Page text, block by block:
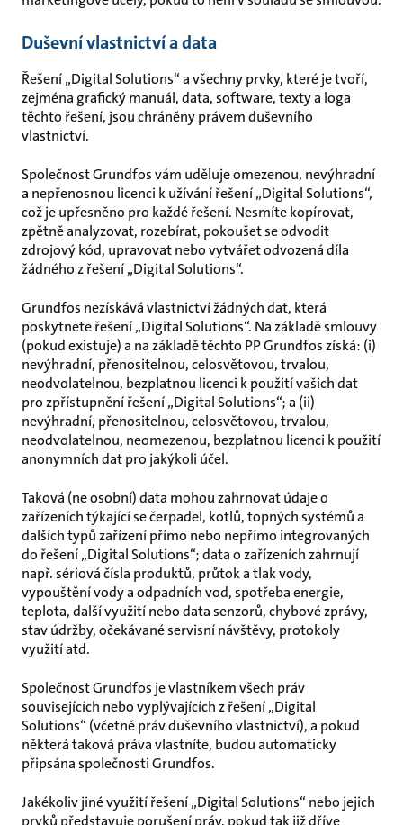
Duševní vlastnictví a data
Řešení „Digital Solutions“ a všechny prvky, které je tvoří,
zejména grafický manuál, data, software, texty a loga
těchto řešení, jsou chráněny právem duševního
vlastnictví.
Společnost Grundfos vám uděluje omezenou, nevýhradní
a nepřenosnou licenci k užívání řešení „Digital Solutions“,
což je upřesněno pro každé řešení. Nesmíte kopírovat,
zpětně analyzovat, rozebírat, pokoušet se odvodit
zdrojový kód, upravovat nebo vytvářet odvozená díla
žádného z řešení „Digital Solutions“.
Grundfos nezískává vlastnictví žádných dat, která
poskytnete řešení „Digital Solutions“. Na základě smlouvy
(pokud existuje) a na základě těchto PP Grundfos získá: (i)
nevýhradní, přenositelnou, celosvětovou, trvalou,
neodvolatelnou, bezplatnou licenci k použití vašich dat
pro zpřístupnění řešení „Digital Solutions“; a (ii)
nevýhradní, přenositelnou, celosvětovou, trvalou,
neodvolatelnou, neomezenou, bezplatnou licenci k použití
anonymních dat pro jakýkoli účel.
Taková (ne osobní) data mohou zahrnovat údaje o
zařízeních týkající se čerpadel, kotlů, topných systémů a
dalších typů zařízení přímo nebo nepřímo integrovaných
do řešení „Digital Solutions“; data o zařízeních zahrnují
např. sériová čísla produktů, průtok a tlak vody,
vypouštění vody a odpadních vod, spotřeba energie,
teplota, další využití nebo data senzorů, chybové zprávy,
stav údržby, očekávané servisní návštěvy, protokoly
využití atd.
Společnost Grundfos je vlastníkem všech práv
souvisejících nebo vyplývajících z řešení „Digital
Solutions“ (včetně práv duševního vlastnictví), a pokud
některá taková práva vlastníte, budou automaticky
připsána společnosti Grundfos.
Jakékoliv jiné využití řešení „Digital Solutions“ nebo jejich
prvků představuje porušení práv, pokud tak již dříve